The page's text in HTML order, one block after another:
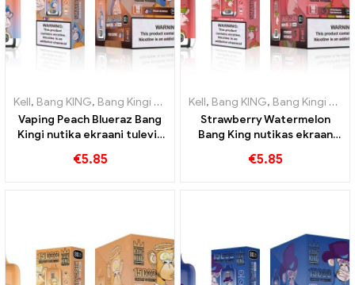
Kell, Bang KING, Bang Kingi nutikas ekraan 15000 Puff ,Ühekordsed
Vaping Peach Blueraz Bang
Kingi nutika ekraani tulevik
€5.85
Kell, Bang KING, Bang Kingi nutikas ekraan 15000 Puff
Strawberry Watermelon
Bang King nutikas ekraan
puuviljade lõõgastavat
€5.85